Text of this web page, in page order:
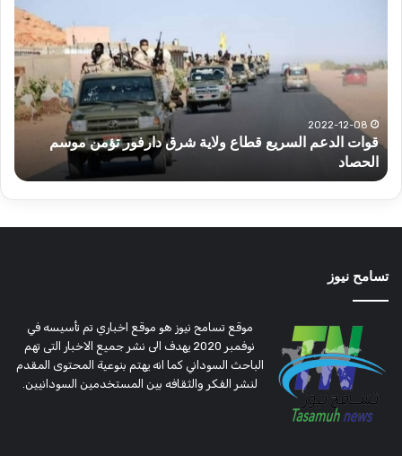
ولاية
شرق
تؤمن
موسم
الحصاد
2022-12-08
قوات الدعم السريع قطاع ولاية شرق دارفور تؤمن موسم
الحصاد
تسامح نيوز
موقع تسامح نيوز هو موقع اخباري تم تأسيسه في
نوفمبر 2020 يهدف الى نشر جميع الاخبار التى تهم
الباحث السوداني كما انه يهتم بنوعية المحتوى المقدم
لنشر الفكر والثقافه بين المستخدمين السودانيين.